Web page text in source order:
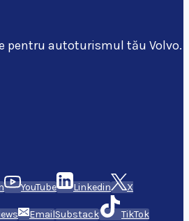
pentru autoturismul tău Volvo.
YouTube Linkedin X
EmailSubstack TikTok